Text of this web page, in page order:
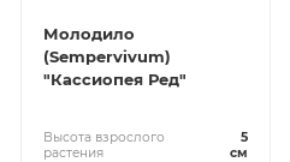
Молодило
(Sempervivum)
"Кассиопея Ред"
Высота взрослого
растения
5
см